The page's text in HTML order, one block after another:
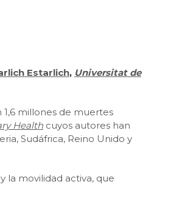
Estarlich, Universitat de
millones de muertes
Health cuyos autores han
Sudáfrica, Reino Unido y
la movilidad activa, que